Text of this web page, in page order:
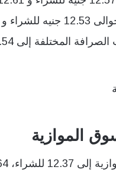
للبيع.
الموازية